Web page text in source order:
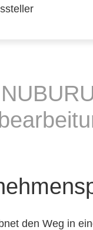
den Weg in